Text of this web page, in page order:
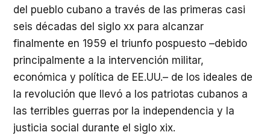
del pueblo cubano a través de las primeras casi
seis décadas del siglo xx para alcanzar
finalmente en 1959 el triunfo pospuesto –debido
principalmente a la intervención militar,
económica y política de EE.UU.– de los ideales de
la revolución que llevó a los patriotas cubanos a
las terribles guerras por la independencia y la
justicia social durante el siglo xix.